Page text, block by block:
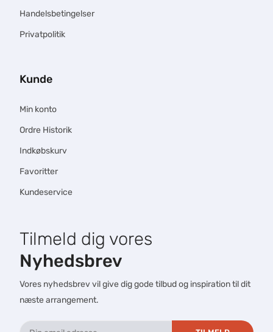
Handelsbetingelser
Privatpolitik
Kunde
Min konto
Ordre Historik
Indkøbskurv
Favoritter
Kundeservice
Tilmeld dig vores
Nyhedsbrev
Vores nyhedsbrev vil give dig gode tilbud og inspiration til dit
næste arrangement.